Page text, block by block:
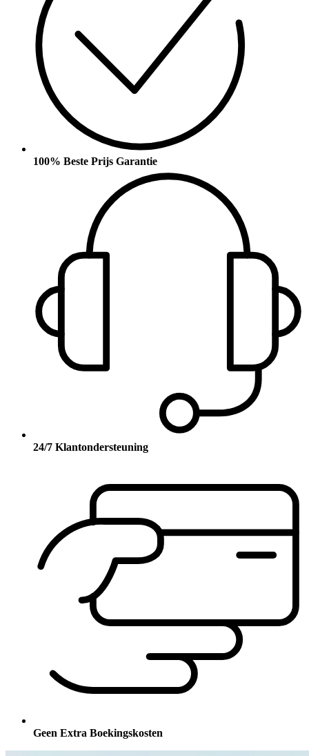
100% Beste Prijs Garantie
24/7 Klantondersteuning
Geen Extra Boekingskosten